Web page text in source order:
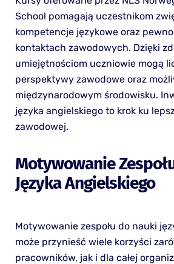
School pomagają uczestnikom
kompetencje językowe oraz
kontaktach zawodowych. Dzięki
umiejętnościom uczniowie mogą
perspektywy zawodowe oraz
międzynarodowym środowisku.
języka angielskiego to krok ku
zawodowej.
Motywowanie
Języka Angielskiego
Motywowanie zespołu do nauki
może przynieść wiele korzyści
pracowników, jak i dla całej